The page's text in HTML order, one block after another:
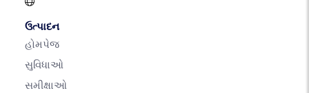
ઉત્પાદન
હોમપેજ
સુવિધાઓ
સમીક્ષાઓ